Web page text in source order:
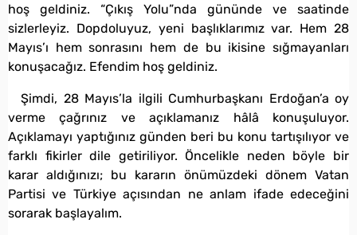
hoş geldiniz. “Çıkış Yolu”nda gününde ve saatinde
sizlerleyiz. Dopdoluyuz, yeni başlıklarımız var. Hem 28
Mayıs’ı hem sonrasını hem de bu ikisine sığmayanları
konuşacağız. Efendim hoş geldiniz.
Şimdi, 28 Mayıs’la ilgili Cumhurbaşkanı Erdoğan’a oy
verme çağrınız ve açıklamanız hâlâ konuşuluyor.
Açıklamayı yaptığınız günden beri bu konu tartışılıyor ve
farklı fikirler dile getiriliyor. Öncelikle neden böyle bir
karar aldığınızı; bu kararın önümüzdeki dönem Vatan
Partisi ve Türkiye açısından ne anlam ifade edeceğini
sorarak başlayalım.